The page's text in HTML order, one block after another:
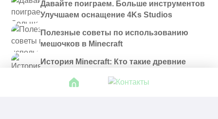
Давайте поиграем. Больше инструментов
Улучшаем оснащение 4Ks Studios
Полезные советы по использованию
мешочков в Minecraft
История Minecraft: Кто такие древние